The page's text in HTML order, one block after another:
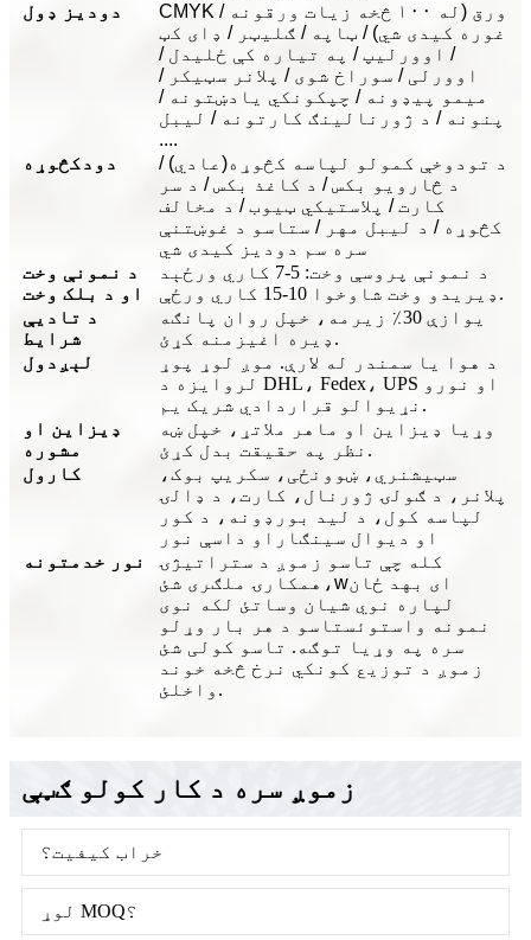
دودیز ډول
CMYK / ورق (له ۱۰۰ څخه زیات ورقونه
غوره کیدی شي) / ټاپه / ګلیټر / ډای کټ
/ اوورلیپ / په تیاره کې ځلیدل /
اوورلی / سوراخ شوی / پلانر سټیکر /
میمو پیډونه / چپکونکي یادښتونه /
پنونه / د ژورنالینګ کارتونه / لیبل
....
دودکڅوړه د تودوخې کمولو لپاسه کڅوړه(عادي) /
د څارویو بکس / د کاغذ بکس / د سر
کارت / پلاستيکي ټیوب / د مخالف
کڅوړه / د لیبل مهر / ستاسو د غوښتنې
سره سم دودیز کیدی شي
د نمونې وخت
او د بلک وخت
د نمونې پروسې وخت: 5-7 کاري ورځې
د
ډیریدو وخت شاوخوا 10-15 کاري ورځې.
د تادیې
شرایط
یوازې 30٪ زیرمه، خپل روان پانګه
ډیره اغیزمنه کړئ.
لېږدول
د هوا یا سمندر له لارې. موږ لوړ پوړ
لرو ای زه د DHL، Fedex، UPS او نورو
نړیوالو قراردادي شریک یم.
ډیزاین او
مشوره
وړیا ډیزاین او ماهر ملاتړ، خپل ښه
نظر په حقیقت بدل کړئ.
کارول
سټیشنري، ښوونځی، سکریپ بوک،
پلانر، د ګولۍ ژورنال، کارت، د ډالۍ
لپاسه کول، د لید بورډونه، د کور
او دیوال سينګار او داسې نور
نور خدمتونه
کله چې تاسو زموږ د ستراتیژۍ
همکارۍ ملګری شئ،w ای به د ځان
لپاره نوي شیان وساتئ لکه نوی
نمونه واستوئ ستاسو د هر بار وړلو
سره په وړیا توګه. تاسو کولی شئ
زموږ د توزیع کونکي نرخ څخه خوند
واخلئ.
زموږ سره د کار کولو ګټې
خراب کیفیت؟
لوړ MOQ؟